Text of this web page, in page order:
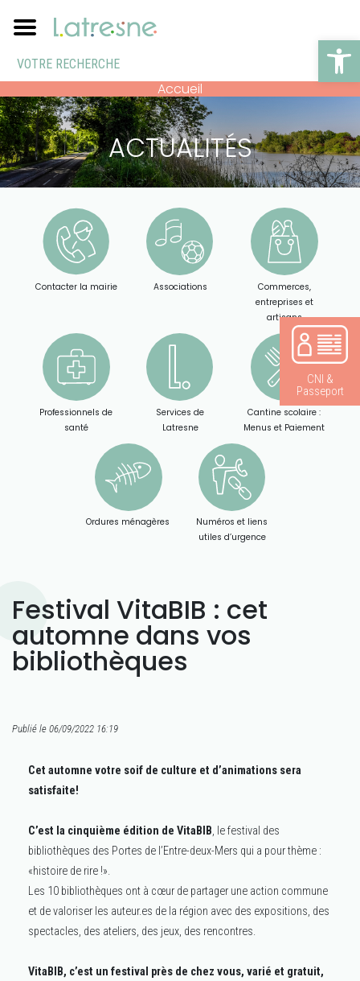
Accueil
ACTUALITÉS
Contacter la mairie Associations
Commerces,
entreprises et
artisans
Professionnels de
santé
Services de
Latresne
Cantine scolaire :
Menus et Paiement
Ordures ménagères
Numéros et liens
utiles d’urgence
Festival VitaBIB : cet
automne dans vos
bibliothèques
Publié le 06/09/2022 16:19
Cet automne votre soif de culture et d’animations sera
satisfaite!
C’est la cinquième édition de VitaBIB, le festival des
bibliothèques des Portes de l’Entre-deux-Mers qui a pour thème :
«histoire de rire !».
Les 10 bibliothèques ont à cœur de partager une action commune
et de valoriser les auteur.es de la région avec des expositions, des
spectacles, des ateliers, des jeux, des rencontres.
VitaBIB, c’est un festival près de chez vous, varié et gratuit,
CNI &
Passeport